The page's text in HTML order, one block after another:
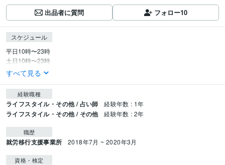
出品者に質問 フォロー10
スケジュール
平日10時〜23時
土日10時〜23時
すべて見る
経験職種
ライフスタイル・その他 / 占い師 経験年数 : 1年
ライフスタイル・その他 / その他 経験年数 : 2年
職歴
就労移行支援事業所 2018年7月 ~ 2020年3月
資格・検定